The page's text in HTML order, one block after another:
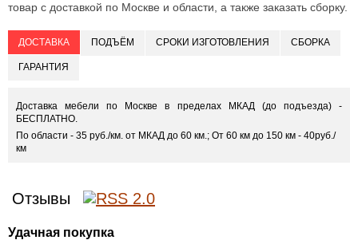
товар с доставкой по Москве и области, а также заказать сборку.
ДОСТАВКА ПОДЪЁМ СРОКИ ИЗГОТОВЛЕНИЯ СБОРКА
ГАРАНТИЯ
Доставка мебели по Москве в пределах МКАД (до подъезда) -
БЕСПЛАТНО.
По области - 35 руб./км. от МКАД до 60 км.; От 60 км до 150 км - 40руб./
км
Отзывы
Удачная покупка